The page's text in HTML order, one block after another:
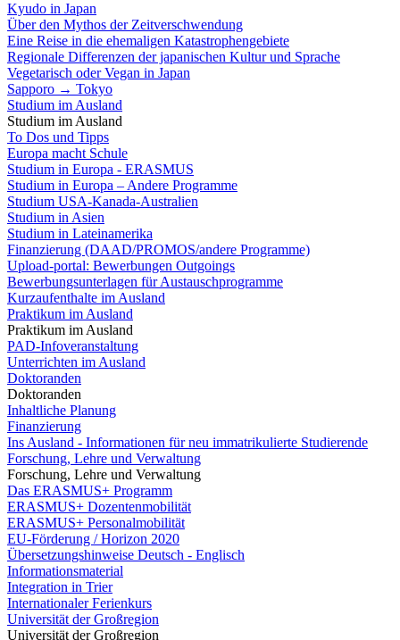
Kyudo in Japan
Über den Mythos der Zeitverschwendung
Eine Reise in die ehemaligen Katastrophengebiete
Regionale Differenzen der japanischen Kultur und Sprache
Vegetarisch oder Vegan in Japan
Sapporo → Tokyo
Studium im Ausland
Studium im Ausland
To Dos und Tipps
Europa macht Schule
Studium in Europa - ERASMUS
Studium in Europa – Andere Programme
Studium USA-Kanada-Australien
Studium in Asien
Studium in Lateinamerika
Finanzierung (DAAD/PROMOS/andere Programme)
Upload-portal: Bewerbungen Outgoings
Bewerbungsunterlagen für Austauschprogramme
Kurzaufenthalte im Ausland
Praktikum im Ausland
Praktikum im Ausland
PAD-Infoveranstaltung
Unterrichten im Ausland
Doktoranden
Doktoranden
Inhaltliche Planung
Finanzierung
Ins Ausland - Informationen für neu immatrikulierte Studierende
Forschung, Lehre und Verwaltung
Forschung, Lehre und Verwaltung
Das ERASMUS+ Programm
ERASMUS+ Dozentenmobilität
ERASMUS+ Personalmobilität
EU-Förderung / Horizon 2020
Übersetzungshinweise Deutsch - Englisch
Informationsmaterial
Integration in Trier
Internationaler Ferienkurs
Universität der Großregion
Universität der Großregion